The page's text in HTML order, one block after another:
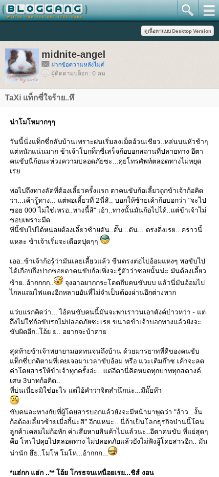
midnite-angel
ฝากข้อความหลังไมค์
ผู้ติดตามบล็อก : 0 คน
TaXi แท็กซี่ใจร้าย..หึ
น่าโมโหมากๆๆ
วันนี้นั่งแท็กซี่กลับบ้านเพราะฝนเริ่มลงเม็ดอ้วนเชียว..หล่นบนหัวช้าๆ
ต่หนักแน่นมาก ข้าเจ้าโบกท็กซี่เสร็จก้อบอกสถานที่ปลายทาง อีตา
คนขับนี่ก้อนะห่วงความปลอดภัยซะ...คุยโทรศัพท์ตลอดทางไม่หยุด
เร
พอไปถึงทางลัดที่ต้องเลี้ยวครั้งแรก ตาคนขับก้อเลี้ยวถูกข้าเจ้าก้อคิด
ว่า...เค้ารู้ทาง... แต่พอเลี้ยวที่ 2นี่สิ.. บอกให้ซ้ายเค้าก้อบอกว่า "จะไป
ซอย 000 ไม่ใช่เหรอ..ทางนี้สิ" เอ้า..ทางนั้นมันก้อไปได้..แต่ข้าเจ้าไม่
ชอบเพราะมืด
ทีนี้ขับไปได้หน่อยต้องเลี้ยวซ้ายดัน..ดั๊น ..ดัน... ตรงดิ่งเรย.. คราวนี้
หละ ข้าเจ้าเริ่มจะเดือดปุดๆๆ
เออ..ข้าเจ้าก้อรู้ว่ามันเลยเลี้ยวแล้ว ขืนตรงต่อไปอ้อมแหงๆ พอขับไป
ได้เกือบถึงปากซอยตาคนขับก้อเพิ่งจะรู้ตัวว่าซอยนั้นน่ะ มันต้องเลี้ยว
ซ้าย..อ้ากกกก..
จุงอาอยากกระโดดถีบคนขับบบ แล้วนี่มันอ้อมไป
ไกลแถมไฟแดงอีกหลายอันที่ไม่จำเป็นต้องผ่านอีกต่างหาก
ว่บแรกคิดว่า... ไอ้คนขับคนนี้มันจะพาเราวนเอาตังค์ป่าวหว่า - แต่
ถึงไม่ใช่ก้อขับรถไม่ปลอดภัยซะเรย ขนาดข้าเจ้าบอกทางแล้วยังจะ
ขับผิดอีก..โอ้ย ย.. อยากจะบ้าตา
สุดท้ายข้าเจ้าพยายามอดทนจนถึงบ้าน ด้วยมารยาทที่ดีของคนขับ
ท็กซี่ปกติตามที่เคยเจอมาเวลาขับอ้อม หรือ แวะเติมก๊าซ เค้าจะลด
ค่าโดยสารให้ข้าเจ้าทุกครั้งอ่ะ.. แต่อีตานี่คิดหมดทุกบาททุกสตางค์
เศษ 3บาทก้อคิด..
ที่บ่นเนี่ยะมิใช่อะไร แต่ไอ้คำว่าจิตสำนึกน่ะ...มีมั๊ยห๊า
ขับคนละทางกับที่ผู้โดยสารบอกแล้วยังจะมีหน้ามาพูดว่า "อ้าว...งั้น
ก้อต้องเลี้ยวซ้ายเมื่อกี้น่ะสิ" อีกแหนะ.. นี่ถ้าเป็นโลกธุรกิจป่านนี้โดน
ลูกค้าเคลมไม่ก้อหัก ค่าเสียหายสินค้าไปแล้วนะ..อีตาคนขับ ที่แย่สุดๆ
คือ โทรไปคุยไปตลอดทาง ไม่ปลอดภัยแล้วยังไม่ฟังผู้โดยสารอีก.. มัน
น่านัก ฮึ่ย..โมโห โมโห...อ้ากกก...
*แฮ่กก แฮ่ก ..** โอ้ย โกรธจนเหนื่อยเรย...ชิส์ งอน